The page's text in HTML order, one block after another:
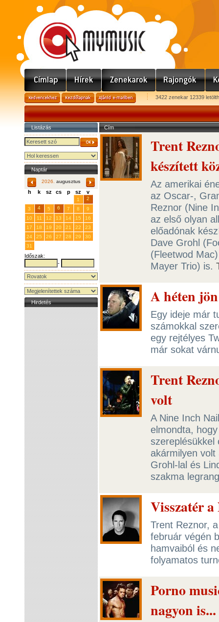
3422 zenekar 12339
Listázás
Naptár
2026. augusztus
h k sz cs p sz v
1
2
3
4 5 6 7 8
9
10
11 12 13 14 15
16
17
18 19 20 21 22
23
24
25 26 27 28 29
30
31
Időszak:
-
Hirdetés
Cím
Trent
készített
Az amerikai
az Oscar-,
Reznor (Nine
az első olyan
előadónak
Dave Grohl
(Fleetwod
Mayer Trio) is.
A héten
Egy ideje már
számokkal
egy rejtélyes
már sokat
Trent
volt
A Nine Inch
elmondta,
szereplésükkel
akármilyen
Grohl-lal és
szakma
Visszatér
Trent Reznor,
február végén
hamvaiból és
folyamatos
Porno
nagyon is...